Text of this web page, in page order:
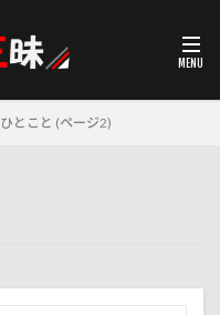
ひとこと (ページ2)